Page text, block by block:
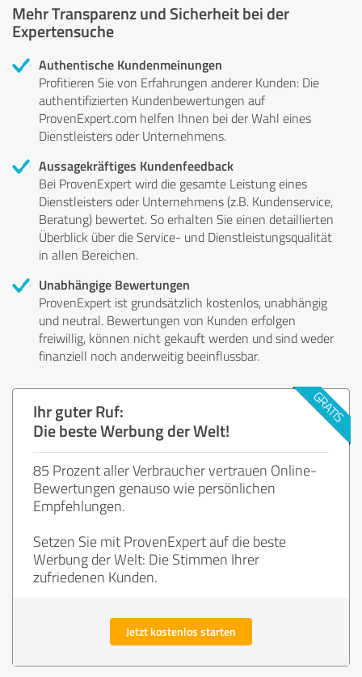
Mehr Transparenz und Sicherheit bei der
Expertensuche
Authentische Kundenmeinungen
Profitieren Sie von Erfahrungen anderer Kunden: Die
authentifizierten Kundenbewertungen auf
ProvenExpert.com helfen Ihnen bei der Wahl eines
Dienstleisters oder Unternehmens.
Aussagekräftiges Kundenfeedback
Bei ProvenExpert wird die gesamte Leistung eines
Dienstleisters oder Unternehmens (z.B. Kundenservice,
Beratung) bewertet. So erhalten Sie einen detaillierten
Überblick über die Service- und Dienstleistungsqualität
in allen Bereichen.
Unabhängige Bewertungen
ProvenExpert ist grundsätzlich kostenlos, unabhängig
und neutral. Bewertungen von Kunden erfolgen
freiwillig, können nicht gekauft werden und sind weder
finanziell noch anderweitig beeinflussbar.
Ihr guter Ruf:
Die beste Werbung der Welt!
85 Prozent aller Verbraucher vertrauen Online-
Bewertungen genauso wie persönlichen
Empfehlungen.
Setzen Sie mit ProvenExpert auf die beste
Werbung der Welt: Die Stimmen Ihrer
zufriedenen Kunden.
Jetzt kostenlos starten